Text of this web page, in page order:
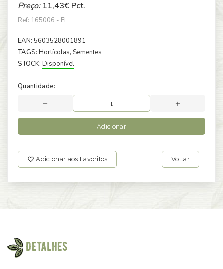
Preço:11,43€ Pct.
Ref: 165006 - FL
EAN: 5603528001891
TAGS: Hortícolas, Sementes
STOCK: Disponível
Quantidade:
Adicionar
Adicionar aos Favoritos Voltar
Detalhes